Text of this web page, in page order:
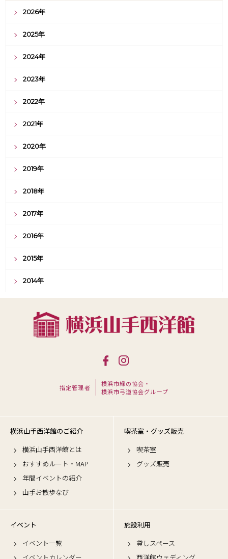
2026年
2025年
2024年
2023年
2022年
2021年
2020年
2019年
2018年
2017年
2016年
2015年
2014年
指定管理者
横浜市緑の協会・
横浜市弓道協会グループ
横浜山手西洋館のご紹介
横浜山手西洋館とは
おすすめルート・MAP
年間イベントの紹介
山手お散歩なび
喫茶室・グッズ販売
喫茶室
グッズ販売
イベント
イベント一覧
イベントカレンダー
施設利用
貸しスペース
西洋館ウェディング